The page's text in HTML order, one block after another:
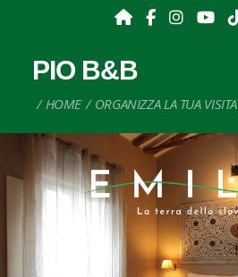
PIO B&B
HOME ORGANIZZA LA TUA VISITA